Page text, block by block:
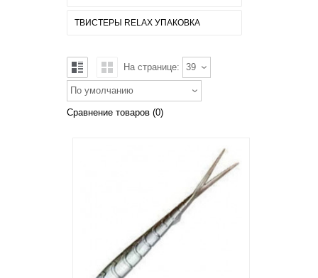
ТВИСТЕРЫ RELAX УПАКОВКА
На странице: 39
По умолчанию
Сравнение товаров (0)